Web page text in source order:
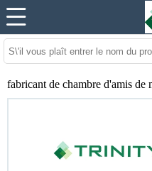
fabricant de chambre d'amis de